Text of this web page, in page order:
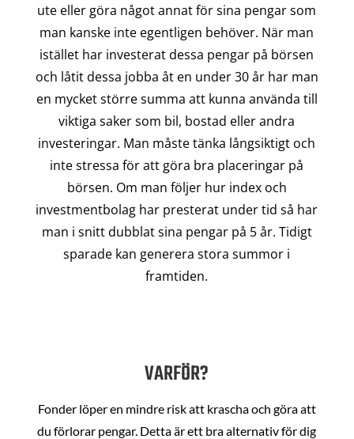
ute eller göra något annat för sina pengar som
man kanske inte egentligen behöver. När man
istället har investerat dessa pengar på börsen
och låtit dessa jobba åt en under 30 år har man
en mycket större summa att kunna använda till
viktiga saker som bil, bostad eller andra
investeringar. Man måste tänka långsiktigt och
inte stressa för att göra bra placeringar på
börsen. Om man följer hur index och
investmentbolag har presterat under tid så har
man i snitt dubblat sina pengar på 5 år. Tidigt
sparade kan generera stora summor i
framtiden.
VARFÖR?
Fonder löper en mindre risk att krascha och göra att
du förlorar pengar. Detta är ett bra alternativ för dig